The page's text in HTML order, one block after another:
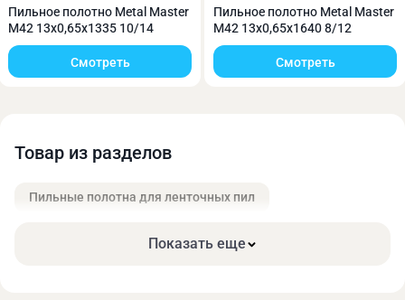
Онлайн калькулятор позволяет быстро получить
предварительную оценку стоимости своего заказа.
Найти оптимальное соотношение цены и
необходимых характеристик.
Пильное полотно Metal Master
M42 13х0,65х1335 10/14
Смотреть
Пильное полотно Metal Master
M42 13х0,65х1640 8/12
Смотреть
Товар из разделов
Пильные полотна для ленточных пил
Показать еще